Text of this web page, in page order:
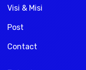
Visi & Misi
Post
Contact